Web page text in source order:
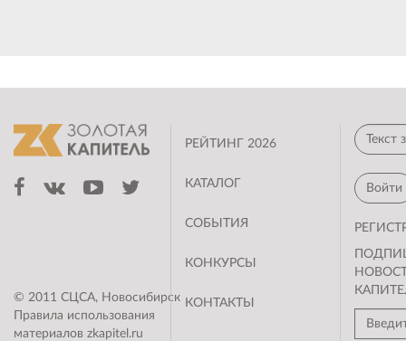
© 2011 СЦСА, Новосибирск
Правила использования
материалов zkapitel.ru
РЕЙТИНГ 2026
КАТАЛОГ
СОБЫТИЯ
КОНКУРСЫ
КОНТАКТЫ
Войти